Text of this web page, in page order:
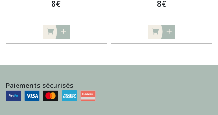
8€ 8€
Paiements sécurisés